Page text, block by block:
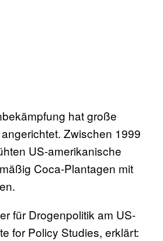
hat große
Zwischen 1999
US-amerikanische
Coca-Plantagen mit
für Drogenpolitik am US-
for Policy Studies, erklärt: